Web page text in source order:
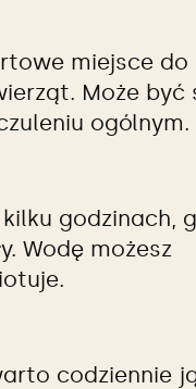
miejsce do
Może być
ogólnym.
godzinach,
Wodę możesz
codziennie